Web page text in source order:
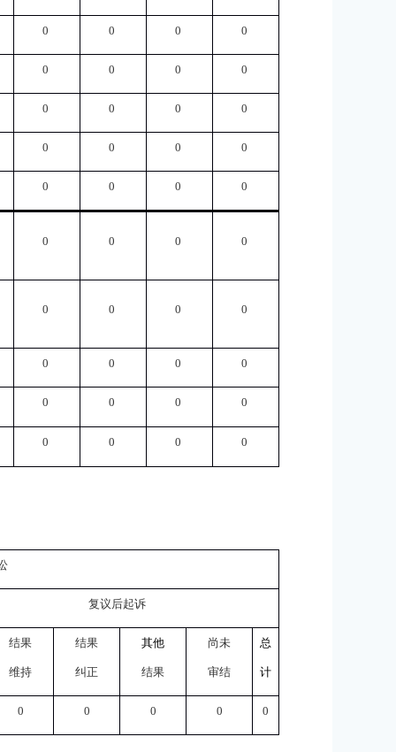
0 0 0 0
0 0 0 0
0 0 0 0
0 0 0 0
0 0 0 0
0 0 0 0
0 0 0 0
0 0 0 0
0 0 0 0
0 0 0 0
复议后起诉
结果
维持
结果
纠正
其他
结果
尚未
审结
总
计
0 0 0 0 0